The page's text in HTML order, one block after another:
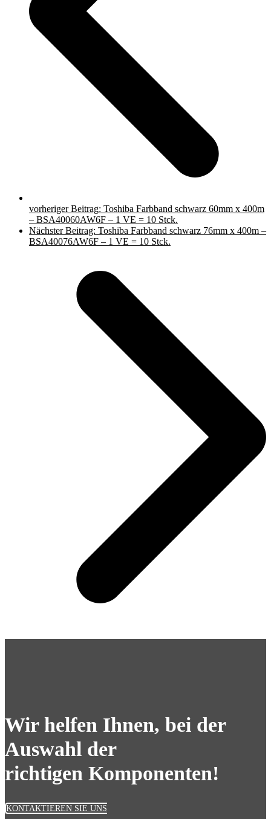
vorheriger Beitrag: Toshiba Farbband schwarz 60mm x 400m
– BSA40060AW6F – 1 VE = 10 Stck.
Nächster Beitrag: Toshiba Farbband schwarz 76mm x 400m –
BSA40076AW6F – 1 VE = 10 Stck.
Wir helfen Ihnen, bei der
Auswahl der
richtigen Komponenten!
KONTAKTIEREN SIE UNS